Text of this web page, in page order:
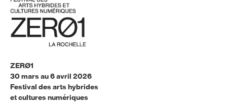
ZERØ1
30 mars au 6 avril 2026
Festival des arts hybrides
et cultures numériques